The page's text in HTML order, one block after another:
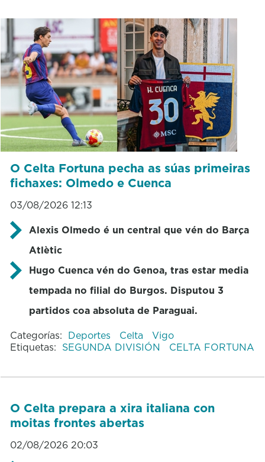
O Celta Fortuna pecha as súas primeiras
fichaxes: Olmedo e Cuenca
03/08/2026 12:13
Alexis Olmedo é un central que vén do Barça
Atlètic
Hugo Cuenca vén do Genoa, tras estar media
tempada no filial do Burgos. Disputou 3
partidos coa absoluta de Paraguai.
Categorías: Deportes Celta
Vigo
Etiquetas: SEGUNDA DIVISIÓN CELTA FORTUNA
O Celta prepara a xira italiana con
moitas frontes abertas
02/08/2026 20:03